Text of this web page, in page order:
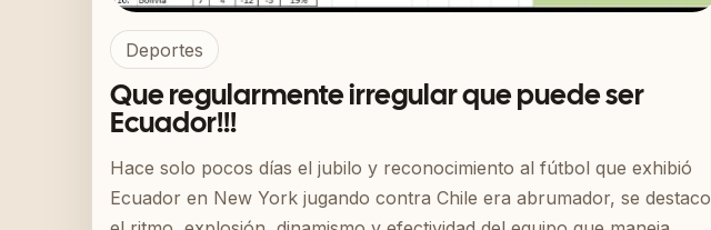
Deportes
Que regularmente irregular que puede ser
Ecuador!!!
Hace solo pocos días el jubilo y reconocimiento al fútbol que exhibió
Ecuador en New York jugando contra Chile era abrumador, se destaco